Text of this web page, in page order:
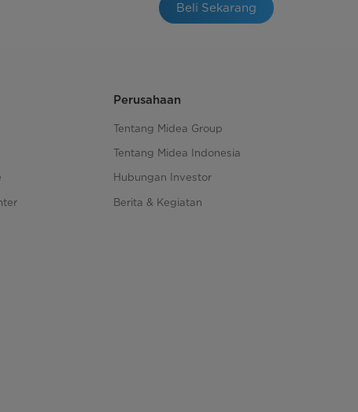
Beli Sekarang
Perusahaan
Tentang Midea Group
Tentang Midea Indonesia
Hubungan Investor
Berita & Kegiatan